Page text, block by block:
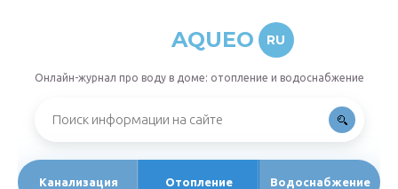
AQUEO RU
Онлайн-журнал про воду в доме: отопление и водоснабжение
Канализация Отопление Водоснабжение